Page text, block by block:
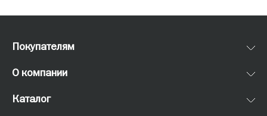
Покупателям
О компании
Каталог